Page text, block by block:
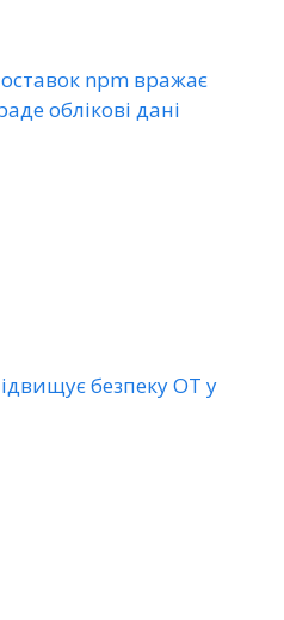
npm вражає
облікові дані
безпеку ОТ у